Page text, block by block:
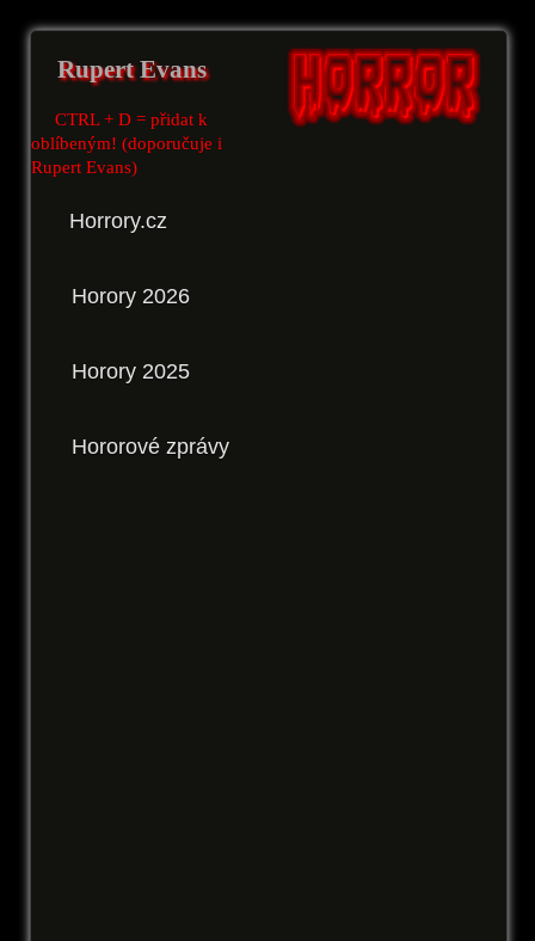
Rupert Evans
CTRL + D = přidat k
oblíbeným! (doporučuje i
Rupert Evans)
Horrory.cz
Horory 2026
Horory 2025
Hororové zprávy